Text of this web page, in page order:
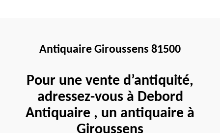
Antiquaire Giroussens 81500
Pour une vente d’antiquité,
adressez-vous à Debord
Antiquaire , un antiquaire à
Giroussens